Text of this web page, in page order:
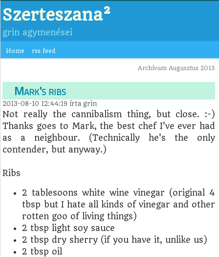
Szerteszana²
grin agymenései
Home rss feed
Archívum Augusztus 2013
Mark's ribs
2013-08-10 12:44:19 írtagrin
Not really the cannibalism thing, but close. :-)
Thanks goes to Mark, the best chef I've ever had
as a neighbour. (Technically he's the only
contender, but anyway.)
Ribs
2 tablesoons white wine vinegar (original 4
tbsp but I hate all kinds of vinegar and other
rotten goo of living things)
2 tbsp light soy sauce
2 tbsp dry sherry (if you have it, unlike us)
2 tbsp oil